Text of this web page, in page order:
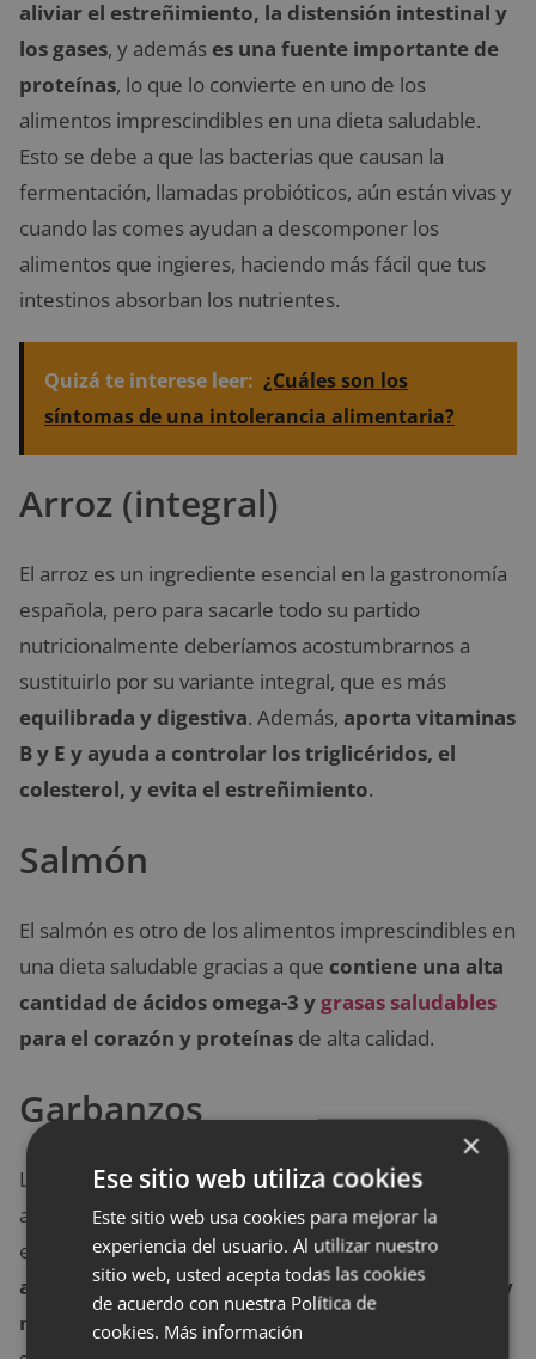
aliviar el estreñimiento, la distensión intestinal y
los gases, y además es una fuente importante de
proteínas, lo que lo convierte en uno de los
alimentos imprescindibles en una dieta saludable.
Esto se debe a que las bacterias que causan la
fermentación, llamadas probióticos, aún están vivas y
cuando las comes ayudan a descomponer los
alimentos que ingieres, haciendo más fácil que tus
intestinos absorban los nutrientes.
Quizá te interese leer: ¿Cuáles son los
síntomas de una intolerancia alimentaria?
Arroz (integral)
El arroz es un ingrediente esencial en la gastronomía
española, pero para sacarle todo su partido
nutricionalmente deberíamos acostumbrarnos a
sustituirlo por su variante integral, que es más
equilibrada y digestiva. Además, aporta vitaminas
B y E y ayuda a controlar los triglicéridos, el
colesterol, y evita el estreñimiento.
Salmón
El salmón es otro de los alimentos imprescindibles en
una dieta saludable gracias a que contiene una alta
cantidad de ácidos omega-3 y grasas saludables
para el corazón y proteínas de alta calidad.
Garbanzos
Las legumbres, y especialmente los garbanzos, son
alimentos que debemos incluir de forma recurrente
en nuestra dieta porquetienen mucha fibra, un
alto contenido en hierro, abundantes proteínas y
mineralescomo el potasio, que ayuda a mejorar la
×
Ese sitio web utiliza cookies
Este sitio web usa cookies para mejorar la
experiencia del usuario. Al utilizar nuestro
sitio web, usted acepta todas las cookies
de acuerdo con nuestra Política de
cookies. Más información